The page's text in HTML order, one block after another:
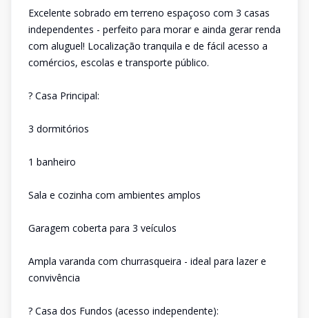
Excelente sobrado em terreno espaçoso com 3 casas
independentes - perfeito para morar e ainda gerar renda
com aluguel! Localização tranquila e de fácil acesso a
comércios, escolas e transporte público.
? Casa Principal:
3 dormitórios
1 banheiro
Sala e cozinha com ambientes amplos
Garagem coberta para 3 veículos
Ampla varanda com churrasqueira - ideal para lazer e
convivência
? Casa dos Fundos (acesso independente):